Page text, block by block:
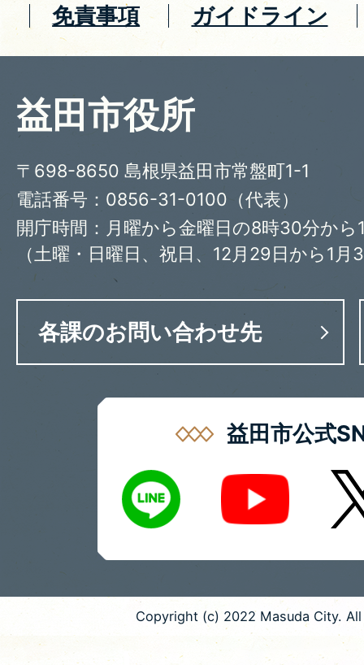
免責事項 ガイドライン
益田市役所
〒698-8650 島根県益田市常盤町1-1
電話番号：0856-31-0100（代表）
開庁時間：月曜から金曜日の8時30分から
（土曜・日曜日、祝日、12月29日から1月
各課のお問い合わせ先
益田市公式
LINE
Youtube X
Copyright (c) 2022 Masuda City.